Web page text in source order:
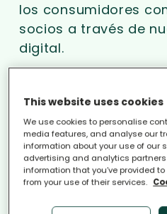
los consumidores
socios a través de
digital.
2,5 millones de
a un contrato de
hemos ayudado a
personas a instalar
tejados y generar su
renovable.
This website uses cookies
We use cookies to personalise
media features, and analyse our
information about your use of our
advertising and analytics
information that you’ve provided
from your use of their services.